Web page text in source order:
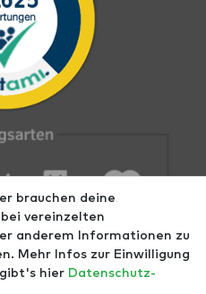
brauchen deine
bei vereinzelten
anderem Informationen zu
Mehr Infos zur Einwilligung
hier Daten­schutz­